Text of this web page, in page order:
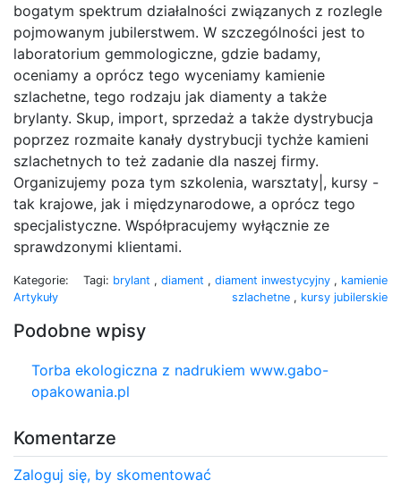
bogatym spektrum działalności związanych z rozlegle
pojmowanym jubilerstwem. W szczególności jest to
laboratorium gemmologiczne, gdzie badamy,
oceniamy a oprócz tego wyceniamy kamienie
szlachetne, tego rodzaju jak diamenty a także
brylanty. Skup, import, sprzedaż a także dystrybucja
poprzez rozmaite kanały dystrybucji tychże kamieni
szlachetnych to też zadanie dla naszej firmy.
Organizujemy poza tym szkolenia, warsztaty|, kursy -
tak krajowe, jak i międzynarodowe, a oprócz tego
specjalistyczne. Współpracujemy wyłącznie ze
sprawdzonymi klientami.
Kategorie:
Artykuły
Tagi: brylant , diament , diament inwestycyjny , kamienie
szlachetne , kursy jubilerskie
Podobne wpisy
Torba ekologiczna z nadrukiem www.gabo-
opakowania.pl
Komentarze
Zaloguj się, by skomentować